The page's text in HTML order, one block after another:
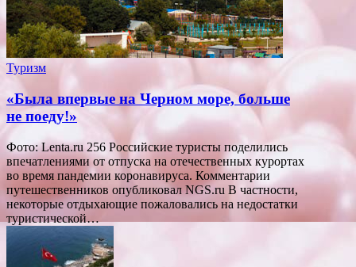
Туризм
«Была впервые на Черном море, больше
не поеду!»
Фото: Lenta.ru 256 Российские туристы поделились
впечатлениями от отпуска на отечественных курортах
во время пандемии коронавируса. Комментарии
путешественников опубликовал NGS.ru В частности,
некоторые отдыхающие пожаловались на недостатки
туристической…